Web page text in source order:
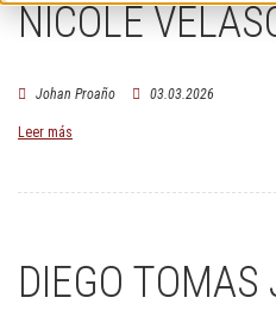
NICOLE
Johan Proaño 03.03.2026
Leer más
DIEGO TOMAS